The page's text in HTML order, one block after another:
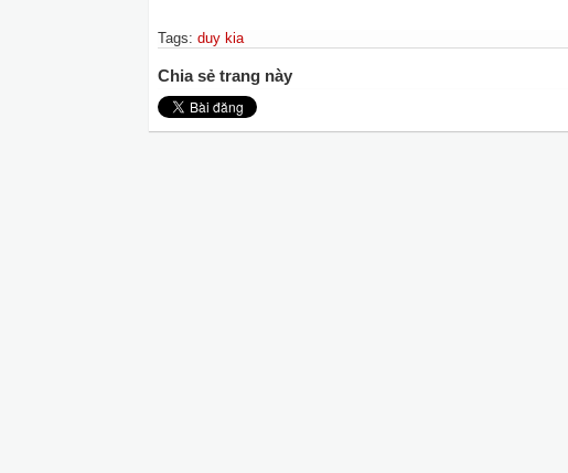
Tags: duy kia
Chia sẻ trang này